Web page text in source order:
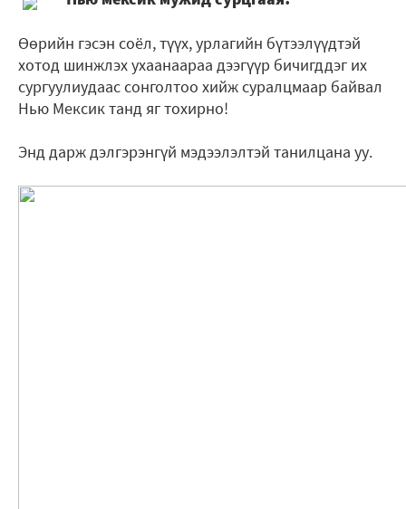
Өөрийн гэсэн соёл, түүх, урлагийн бүтээлүүдтэй
хотод шинжлэх ухаанаараа дээгүүр бичигддэг их
сургуулиудаас сонголтоо хийж суралцмаар байвал
Нью Мексик танд яг тохирно!
Энд дарж дэлгэрэнгүй мэдээлэлтэй танилцана уу.